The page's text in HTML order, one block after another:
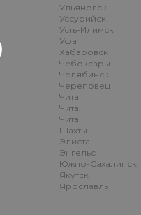
Ульяновск..
Уссурийск
Усть-Илимск
Уфа
Хабаровск
Чебоксары
Челябинск
Череповец
Чита
Чита.
Чита..
Шахты
Элиста
Энгельс
Южно-Сахалинск
Якутск
Ярославль